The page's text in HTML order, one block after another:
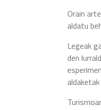
Orain
aldatu
Legeak
den